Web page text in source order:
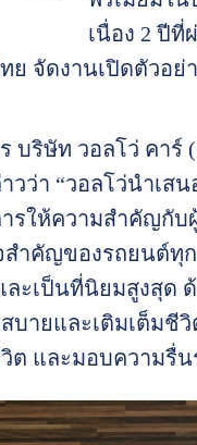
เนื่อง 2 ปีที่
ทย จัดงานเปิดตัว
บริษัท วอลโว่ คา
วว่า “วอลโว่นำเ
รให้ความสำคัญกั
สำคัญของรถยนต์ทุ
ะเป็นที่นิยมสูงสุด
บายและเติมเต็มชี
ต และมอบความรื่